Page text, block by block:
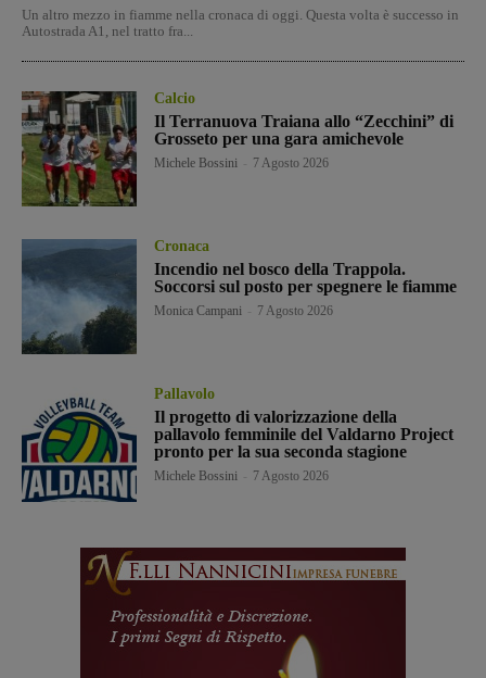
Un altro mezzo in fiamme nella cronaca di oggi. Questa volta è successo in
Autostrada A1, nel tratto fra...
Calcio
Il Terranuova Traiana allo “Zecchini” di
Grosseto per una gara amichevole
Michele Bossini 7 Agosto 2026
Cronaca
Incendio nel bosco della Trappola.
Soccorsi sul posto per spegnere le fiamme
Monica Campani 7 Agosto 2026
Pallavolo
Il progetto di valorizzazione della
pallavolo femminile del Valdarno Project
pronto per la sua seconda stagione
Michele Bossini 7 Agosto 2026